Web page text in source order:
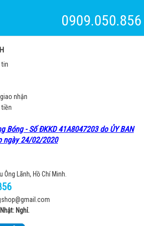
0909.050.856
tin
nhận
tiền
Bóng - Số ĐKKD 41A8047203 do ỦY BAN
ngày 24/02/2020
Lãnh, Hồ Chí Minh.
Nghỉ.